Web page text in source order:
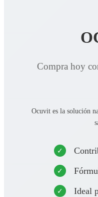
Compra hoy
Ocuvit es la solución
Ideal